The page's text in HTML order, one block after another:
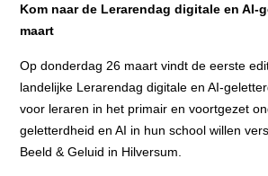
Kom naar de Lerarendag digitale en AI-
maart
Op donderdag 26 maart vindt de eerste
landelijke Lerarendag digitale en AI-
voor leraren in het primair en voortgezet
geletterdheid en AI in hun school willen
Beeld & Geluid in Hilversum.